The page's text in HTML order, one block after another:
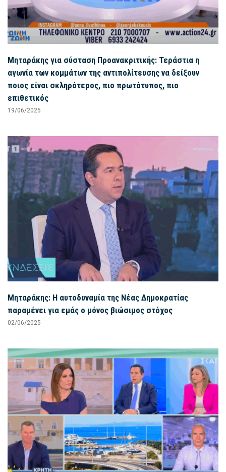
Μηταράκης για σύσταση Προανακριτικής: Τεράστια η
αγωνία των κομμάτων της αντιπολίτευσης να δείξουν
ποιος είναι σκληρότερος, πιο πρωτότυπος, πιο
επιθετικός
19/06/2025
Μηταράκης: Η αυτοδυναμία της Νέας Δημοκρατίας
παραμένει για εμάς ο μόνος βιώσιμος στόχος
02/06/2025